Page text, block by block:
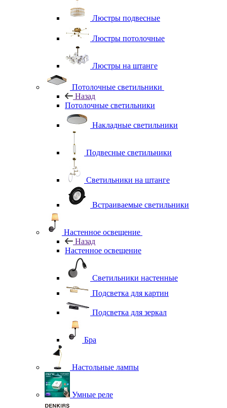
Люстры подвесные
Люстры потолочные
Люстры на штанге
Потолочные светильники
Назад
Потолочные светильники
Накладные светильники
Подвесные светильники
Светильники на штанге
Встраиваемые светильники
Настенное освещение
Назад
Настенное освещение
Светильники настенные
Подсветка для картин
Подсветка для зеркал
Бра
Настольные лампы
Умные реле